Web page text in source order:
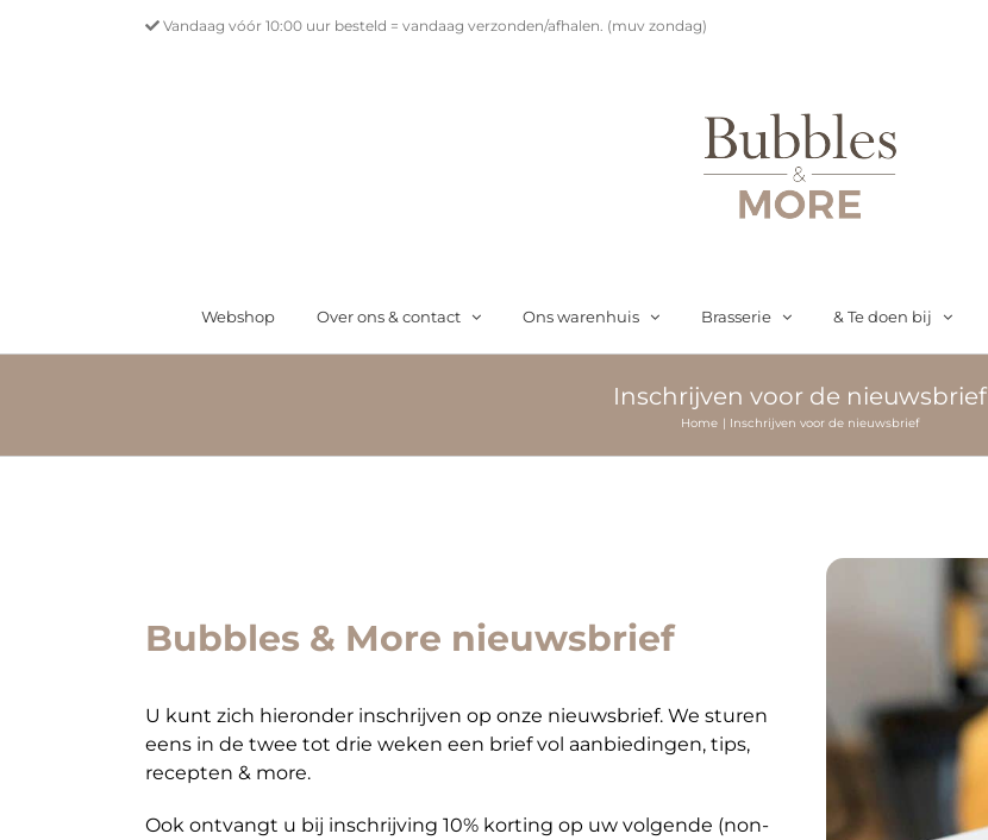
Vandaag vóór 10:00 uur besteld = vandaag verzonden/afhalen. (muv zondag)
Webshop Over ons & contact Ons warenhuis Brasserie & Te doen bij
Inschrijven voor de nieuwsbrief
Home Inschrijven voor de nieuwsbrief
Bubbles & More nieuwsbrief
U kunt zich hieronder inschrijven op onze nieuwsbrief. We sturen
eens in de twee tot drie weken een brief vol aanbiedingen, tips,
recepten & more.
Ook ontvangt u bij inschrijving 10% korting op uw volgende (non-